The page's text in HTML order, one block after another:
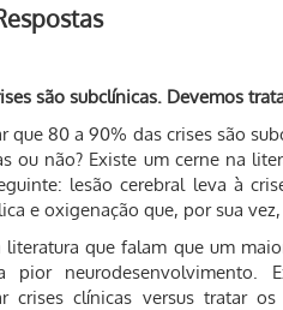
são subclínicas. Devemos
que 80 a 90% das crises são
ou não? Existe um cerne na
lesão cerebral leva à
e oxigenação que, por sua
literatura que falam que um
pior neurodesenvolvimento.
crises clínicas versus tratar